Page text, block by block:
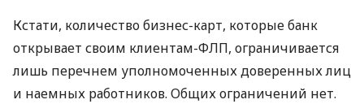
Кстати, количество бизнес-карт, которые банк
открывает своим клиентам-ФЛП, ограничивается
лишь перечнем уполномоченных доверенных лиц
и наемных работников. Общих ограничений нет.